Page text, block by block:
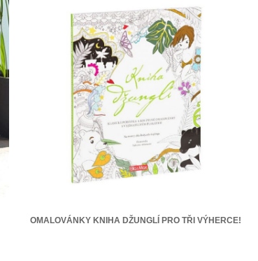
OMALOVÁNKY KNIHA DŽUNGLÍ PRO TŘI VÝHERCE!